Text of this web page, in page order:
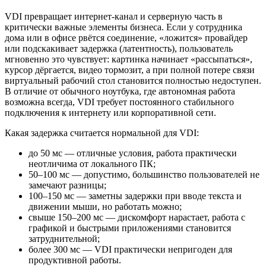
VDI превращает интернет-канал и серверную часть в
критически важные элементы бизнеса. Если у сотрудника
дома или в офисе рвётся соединение, «ложится» провайдер
или подскакивает задержка (латентность), пользователь
мгновенно это чувствует: картинка начинает «рассыпаться»,
курсор дёргается, видео тормозит, а при полной потере связи
виртуальный рабочий стол становится полностью недоступен.
В отличие от обычного ноутбука, где автономная работа
возможна всегда, VDI требует постоянного стабильного
подключения к интернету или корпоративной сети.
Какая задержка считается нормальной для VDI:
до 50 мс — отличные условия, работа практически
неотличима от локального ПК;
50–100 мс — допустимо, большинство пользователей не
замечают разницы;
100–150 мс — заметны задержки при вводе текста и
движении мыши, но работать можно;
свыше 150–200 мс — дискомфорт нарастает, работа с
графикой и быстрыми приложениями становится
затруднительной;
более 300 мс — VDI практически непригоден для
продуктивной работы.